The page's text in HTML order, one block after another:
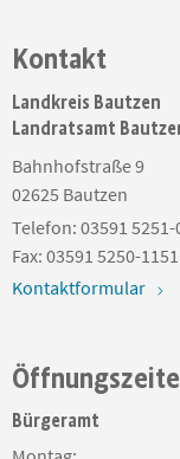
Kontakt
Landkreis Bautzen
Landratsamt
Bahnhofstraße 9
02625 Bautzen
Telefon: 03591 5251-
Fax: 03591 5250-
Kontaktformular
Bürgeramt